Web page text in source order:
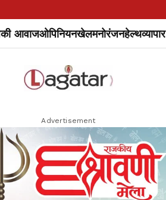
आवाजओपिनियनखेलमनोरंजनहेल्थव्यापार
Advertisement